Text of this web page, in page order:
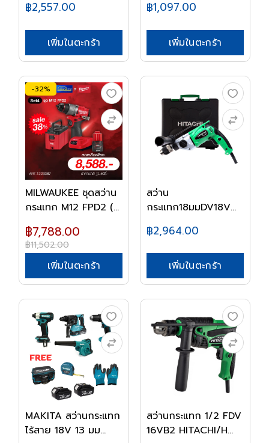
฿2,557.00
เพิ่มในตะกร้า
฿1,097.00
เพิ่มในตะกร้า
-32%
MILWAUKEE ชุดสว่าน
กระแทก M12 FPD2 (...
฿7,788.00
฿11,502.00
เพิ่มในตะกร้า
สว่าน
กระแทก18มมDV18V
฿2,964.00
เพิ่มในตะกร้า
MAKITA สว่านกระแทก
ไร้สาย 18V 13 มม...
สว่านกระแทก 1/2 FDV
16VB2 HITACHI/H...